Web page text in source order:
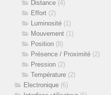
Distance (4)
Effort (2)
Luminosité (1)
Mouvement (1)
Position (8)
Présence / Proximité (2)
Pression (2)
Température (2)
Electronique (6)